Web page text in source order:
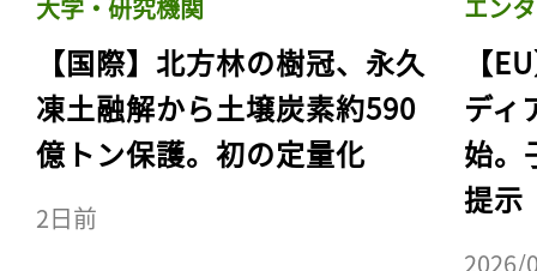
大学・研究機関
【国際】北方林の樹冠、永久
凍土融解から土壌炭素約590
億トン保護。初の定量化
2日前
エン
【
ディ
始。
提示
2026/